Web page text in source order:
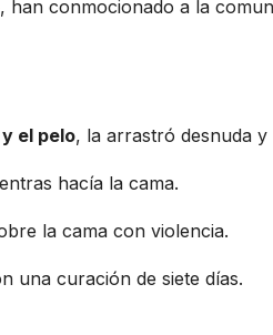
conmocionado a la
el pelo, la arrastró desnuda
hacía la cama.
la cama con violencia.
una curación de siete días.